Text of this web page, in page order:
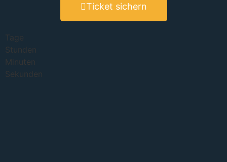
Ticket sichern
Tage
Stunden
Minuten
Sekunden